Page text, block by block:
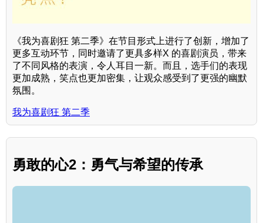
《我为喜剧狂 第二季》在节目形式上进行了创新，增加了
更多互动环节，同时邀请了更具多样X 的喜剧演员，带来
了不同风格的表演，令人耳目一新。而且，选手们的表现
更加成熟，笑点也更加密集，让观众感受到了更强的幽默
氛围。
我为喜剧狂 第二季
勇敢的心2：勇气与希望的传承